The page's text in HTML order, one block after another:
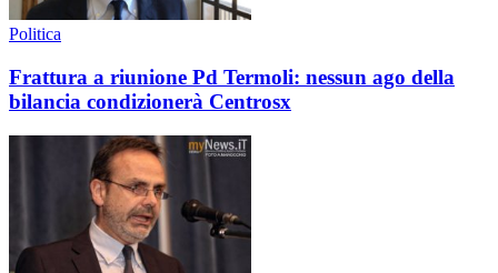
Politica
Frattura a riunione Pd Termoli: nessun ago della
bilancia condizionerà Centrosx